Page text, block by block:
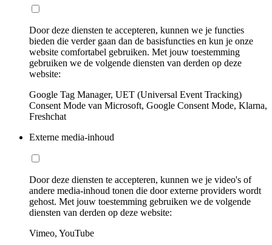
Door deze diensten te accepteren, kunnen we je functies
bieden die verder gaan dan de basisfuncties en kun je onze
website comfortabel gebruiken. Met jouw toestemming
gebruiken we de volgende diensten van derden op deze
website:
Google Tag Manager, UET (Universal Event Tracking)
Consent Mode van Microsoft, Google Consent Mode, Klarna,
Freshchat
Externe media-inhoud
Door deze diensten te accepteren, kunnen we je video's of
andere media-inhoud tonen die door externe providers wordt
gehost. Met jouw toestemming gebruiken we de volgende
diensten van derden op deze website:
Vimeo, YouTube